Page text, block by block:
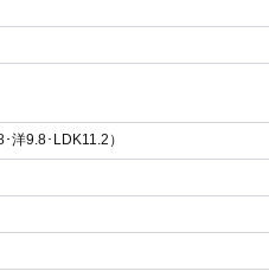
洋9.8･LDK11.2）